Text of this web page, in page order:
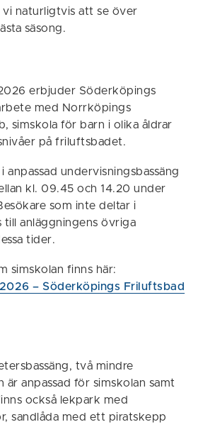
naturligtvis att se över
säsong.
erbjuder Söderköpings
med Norrköpings
simskola för barn i olika åldrar
på friluftsbadet.
anpassad undervisningsbassäng
kl. 09.45 och 14.20 under
som inte deltar i
till anläggningens övriga
tider.
simskolan finns här:
– Söderköpings Friluftsbad
två mindre
är anpassad för simskolan samt
också lekpark med
sandlåda med ett piratskepp